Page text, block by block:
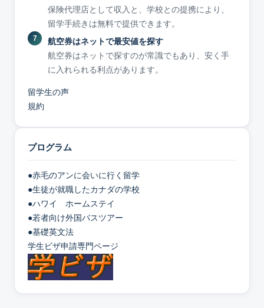
保険代理店として収入と、学校との提携により、
留学手続きは無料で提供できます。
航空券はネットで最安値を探す
航空券はネットで探すのが常識でもあり、安く手
に入れられる利点があります。
留学生の声
規約
プログラム
●赤毛のアンに会いに行く留学
●生徒が就職したカナダの学校
●ハワイ ホームステイ
●若者向け外国バスツアー
●基礎英文法
学生ビザ申請専門ページ